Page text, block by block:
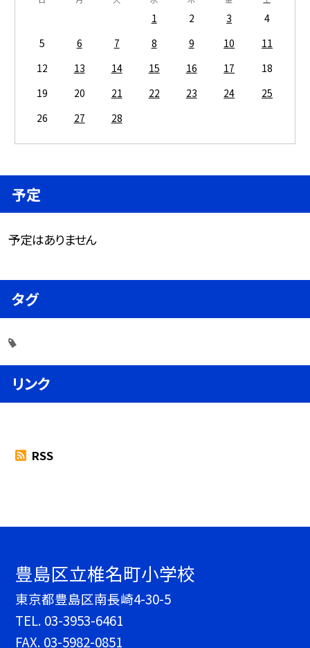
1 2 3
4
5
6 7 8 9 10
11
12
13 14 15 16 17
18
19
20 21 22 23 24
25
26
27 28
予定
予定はありません
タグ
リンク
RSS
豊島区立椎名町小学校
東京都豊島区南長崎4-30-5
TEL. 03-3953-6461
FAX. 03-5982-0851